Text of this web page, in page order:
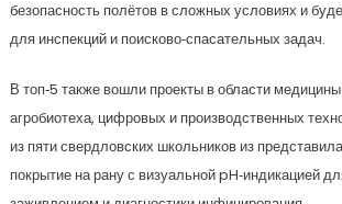
безопасность полётов в сложных условиях и
для инспекций и поисково‑спасательных задач.
В топ‑5 также вошли проекты в области
агробиотеха, цифровых и производственных
из пяти свердловских школьников из
покрытие на рану с визуальной pH‑индикацией